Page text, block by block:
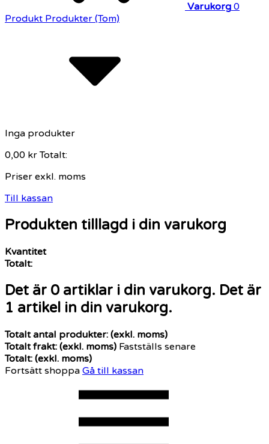
Varukorg 0
Produkt Produkter (Tom)
Inga produkter
0,00 kr Totalt:
Priser exkl. moms
Till kassan
Produkten tilllagd i din varukorg
Kvantitet
Totalt:
Det är 0 artiklar i din varukorg. Det är
1 artikel in din varukorg.
Totalt antal produkter: (exkl. moms)
Totalt frakt: (exkl. moms) Fastställs senare
Totalt: (exkl. moms)
Fortsätt shoppa Gå till kassan